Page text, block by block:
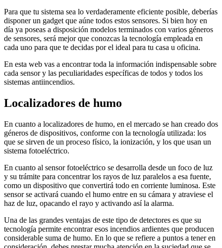
Para que tu sistema sea lo verdaderamente eficiente posible, deberías
disponer un gadget que aúne todos estos sensores. Si bien hoy en
día ya poseas a disposición modelos terminados con varios géneros
de sensores, será mejor que conozcas la tecnología empleada en
cada uno para que te decidas por el ideal para tu casa u oficina.
En esta web vas a encontrar toda la información indispensable sobre
cada sensor y las peculiaridades específicas de todos y todos los
sistemas antiincendios.
Localizadores de humo
En cuanto a localizadores de humo, en el mercado se han creado dos
géneros de dispositivos, conforme con la tecnología utilizada: los
que se sirven de un proceso físico, la ionización, y los que usan un
sistema fotoeléctrico.
En cuanto al sensor fotoeléctrico se desarrolla desde un foco de luz
y su trámite para concentrar los rayos de luz paralelos a esa fuente,
como un dispositivo que convertirá todo en corriente luminosa. Este
sensor se activará cuando el humo entre en su cámara y atraviese el
haz de luz, opacando el rayo y activando así la alarma.
Una de las grandes ventajas de este tipo de detectores es que su
tecnología permite encontrar esos incendios ardientes que producen
considerable suma de humo. En lo que se refiere a puntos a tener en